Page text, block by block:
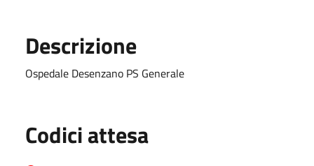
Descrizione
Ospedale Desenzano PS Generale
Codici attesa